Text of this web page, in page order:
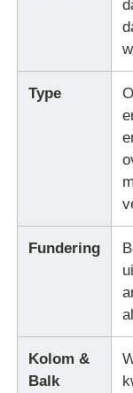
Stalen
pluimveehuis
Type
Fundering
Kolom &
Balk